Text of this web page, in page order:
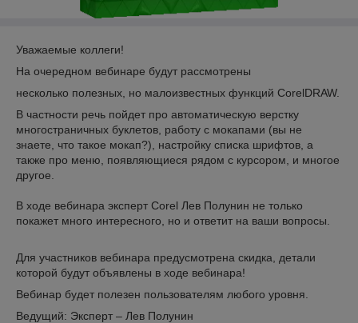
Уважаемые коллеги!
На очередном вебинаре будут рассмотрены
несколько полезных, но малоизвестных функций CorelDRAW.
В частности речь пойдет про автоматическую верстку
многостраничных буклетов, работу с мокапами (вы не
знаете, что такое мокап?), настройку списка шрифтов, а
также про меню, появляющиеся рядом с курсором, и многое
другое.
В ходе вебинара эксперт Corel Лев Полунин не только
покажет много интересного, но и ответит на ваши вопросы.
Для участников вебинара предусмотрена скидка, детали
которой будут объявлены в ходе вебинара!
Вебинар будет полезен пользователям любого уровня.
Ведущий: Эксперт – Лев Полунин